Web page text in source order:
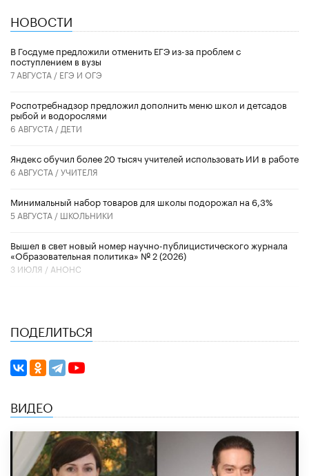
НОВОСТИ
В Госдуме предложили отменить ЕГЭ из-за проблем с
поступлением в вузы
7 АВГУСТА / ЕГЭ И ОГЭ
Роспотребнадзор предложил дополнить меню школ и детсадов
рыбой и водорослями
6 АВГУСТА / ДЕТИ
​Яндекс обучил более 20 тысяч учителей использовать ИИ в работе
6 АВГУСТА /УЧИТЕЛЯ
Минимальный набор товаров для школы подорожал на 6,3%
5 АВГУСТА / ШКОЛЬНИКИ
Вышел в свет новый номер научно-публицистического журнала
«Образовательная политика» № 2 (2026)
3 ИЮЛЯ / АНОНС
ПОДЕЛИТЬСЯ
ВИДЕО